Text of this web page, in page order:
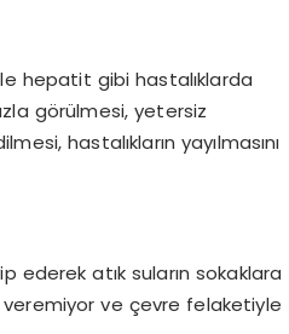
hepatit gibi hastalıklarda
görülmesi, yetersiz
hastalıkların yayılmasını
ederek atık suların sokaklara
veremiyor ve çevre felaketiyle